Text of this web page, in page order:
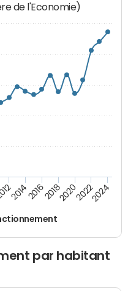
de l'Economie)
201420162018202020222024
par habitant